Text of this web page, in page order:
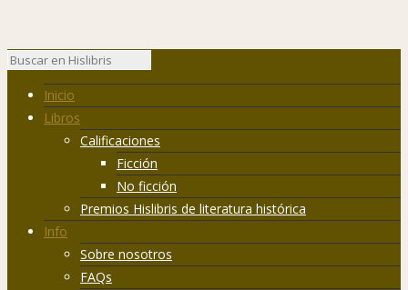
Inicio
Libros
Calificaciones
Ficción
No ficción
Premios Hislibris de literatura histórica
Info
Sobre nosotros
FAQs